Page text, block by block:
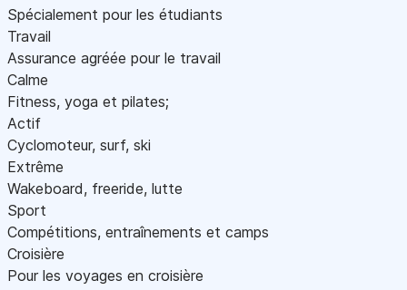
Spécialement pour les étudiants
Travail
Assurance agréée pour le travail
Calme
Fitness, yoga et pilates;
Actif
Cyclomoteur, surf, ski
Extrême
Wakeboard, freeride, lutte
Sport
Compétitions, entraînements et camps
Croisière
Pour les voyages en croisière